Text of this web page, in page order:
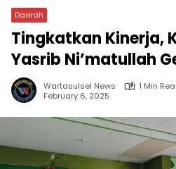
Daerah
Tingkatkan Kinerja,
Yasrib Ni’matullah
Wartasulsel News
1 Min
February 6, 2025